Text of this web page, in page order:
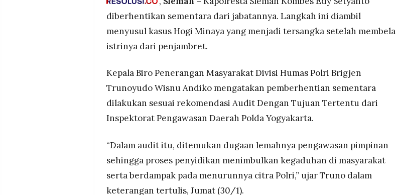
terima jabatan Kapolresta dijadwalkan hari ini dipimpin Kapolda DIY
diberhentikan sementara dari jabatannya. Langkah ini diambil
menyusul kasus Hogi Minaya yang menjadi tersangka setelah membela
istrinya dari penjambret.
Kepala Biro Penerangan Masyarakat Divisi Humas Polri Brigjen
Trunoyudo Wisnu Andiko mengatakan pemberhentian sementara
dilakukan sesuai rekomendasi Audit Dengan Tujuan Tertentu dari
Inspektorat Pengawasan Daerah Polda Yogyakarta.
“Dalam audit itu, ditemukan dugaan lemahnya pengawasan pimpinan
sehingga proses penyidikan menimbulkan kegaduhan di masyarakat
serta berdampak pada menurunnya citra Polri,” ujar Truno dalam
keterangan tertulis, Jumat (30/1).